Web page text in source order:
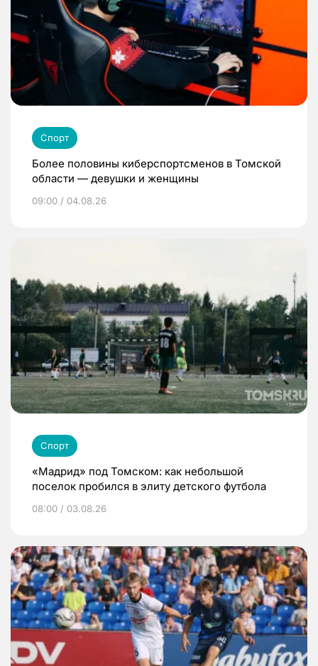
Спорт
Более половины киберспортсменов в Томской
области — девушки и женщины
09:00 / 04.08.26
Спорт
«Мадрид» под Томском: как небольшой
поселок пробился в элиту детского футбола
08:00 / 03.08.26